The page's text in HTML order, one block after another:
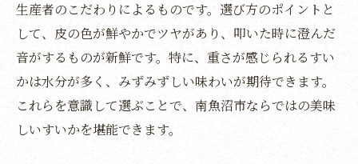
レビューで高評価の直売所すいかを満喫
贈答用にも嬉しい直売所のすいか選び方
すいか直売所で知る旬の味わいと特徴解説
八色スイカの特徴とおすすめ食べ方紹介
八色スイカの甘さとシャリ感の秘密に迫る
生産者のこだわりによるものです。選び方のポイントと
して、皮の色が鮮やかでツヤがあり、叩いた時に澄んだ
音がするものが新鮮です。特に、重さが感じられるすい
かは水分が多く、みずみずしい味わいが期待できます。
これらを意識して選ぶことで、南魚沼市ならではの美味
しいすいかを堪能できます。